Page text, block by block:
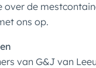
over de
ons op.
van G&J van